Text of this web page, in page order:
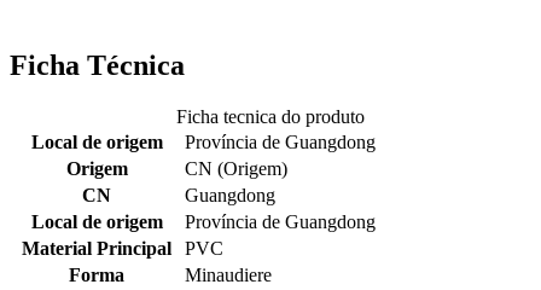
Ficha Técnica
Ficha tecnica do produto
Local de origem
Província de Guangdong
Origem
CN (Origem)
CN
Guangdong
Local de origem
Província de Guangdong
Material Principal
PVC
Forma
Minaudiere